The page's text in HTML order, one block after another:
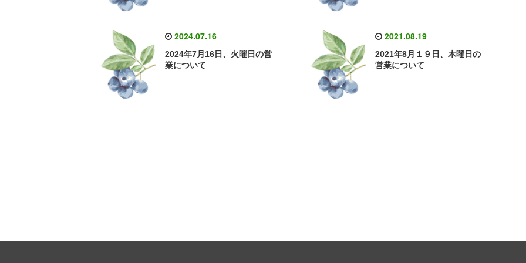
2024.07.16
2024年7月16日、火曜日の営
業について
2021.08.19
2021年8月１９日、木曜日の
営業について